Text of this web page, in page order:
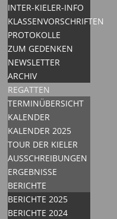
INTER-KIELER-INFO
KLASSENVORSCHRIFTEN
PROTOKOLLE
ZUM GEDENKEN
NEWSLETTER
ARCHIV
REGATTEN
TERMINÜBERSICHT
KALENDER
KALENDER 2025
TOUR DER KIELER
AUSSCHREIBUNGEN
ERGEBNISSE
BERICHTE
BERICHTE 2025
BERICHTE 2024